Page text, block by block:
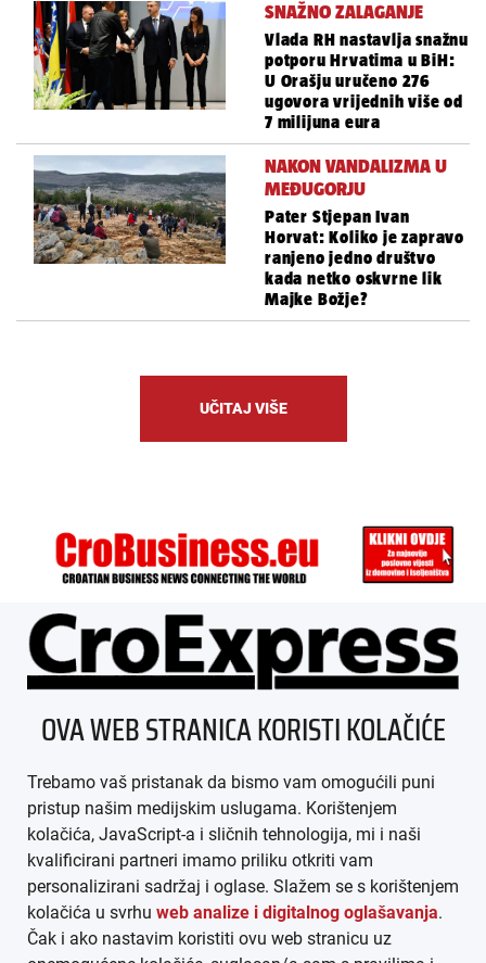
SNAŽNO ZALAGANJE
Vlada RH nastavlja snažnu
potporu Hrvatima u BiH:
U Orašju uručeno 276
ugovora vrijednih više od
7 milijuna eura
NAKON VANDALIZMA U
MEĐUGORJU
Pater Stjepan Ivan
Horvat: Koliko je zapravo
ranjeno jedno društvo
kada netko oskvrne lik
Majke Božje?
UČITAJ VIŠE
ÜBER UNS
IMPRESSUM
AGB
DATENSCHUTZ
MEDIADATEN
ARHIVA (PDF)
OVA WEB STRANICA KORISTI KOLAČIĆE
Trebamo vaš pristanak da bismo vam omogućili puni
pristup našim medijskim uslugama. Korištenjem
kolačića, JavaScript-a i sličnih tehnologija, mi i naši
kvalificirani partneri imamo priliku otkriti vam
personalizirani sadržaj i oglase. Slažem se s korištenjem
kolačića u svrhu web analize i digitalnog oglašavanja.
Čak i ako nastavim koristiti ovu web stranicu uz